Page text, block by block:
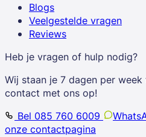
Blogs
Veelgestelde vragen
Reviews
Heb je vragen of hulp nodig?
Wij staan je 7 dagen per
contact met ons op!
Bel 085 760 6009
onze contactpagina